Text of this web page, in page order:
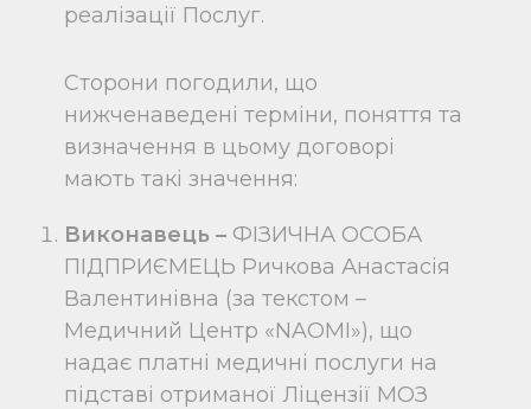
реалізації Послуг.
Сторони погодили, що
нижченаведені терміни, поняття та
визначення в цьому договорі
мають такі значення:
Виконавець – ФІЗИЧНА ОСОБА
ПІДПРИЄМЕЦЬ Ричкова Анастасія
Валентинівна (за текстом –
Медичний Центр «NAOMI»), що
надає платні медичні послуги на
підставі отриманої Ліцензії МОЗ